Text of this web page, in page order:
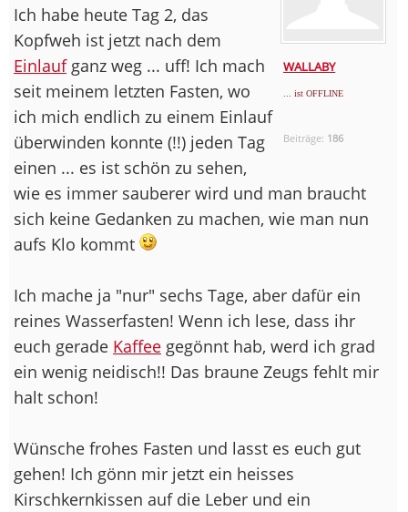
WALLABY
... ist OFFLINE
Beiträge: 186
Ich habe heute Tag 2, das
Kopfweh ist jetzt nach dem
Einlaufganz weg ... uff! Ich mach
seit meinem letzten Fasten, wo
ich mich endlich zu einem Einlauf
überwinden konnte (!!) jeden Tag
einen ... es ist schön zu sehen,
wie es immer sauberer wird und man braucht
sich keine Gedanken zu machen, wie man nun
aufs Klo kommt
Ich mache ja "nur" sechs Tage, aber dafür ein
reines Wasserfasten! Wenn ich lese, dass ihr
euch gerade Kaffee gegönnt hab, werd ich grad
ein wenig neidisch!! Das braune Zeugs fehlt mir
halt schon!
Wünsche frohes Fasten und lasst es euch gut
gehen! Ich gönn mir jetzt ein heisses
Kirschkernkissen auf die Leber und ein